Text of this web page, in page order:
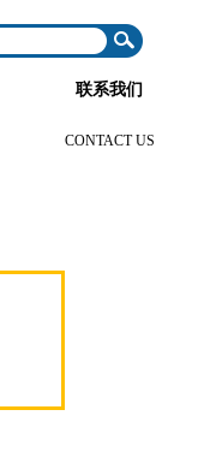
联系我们
CONTACT US